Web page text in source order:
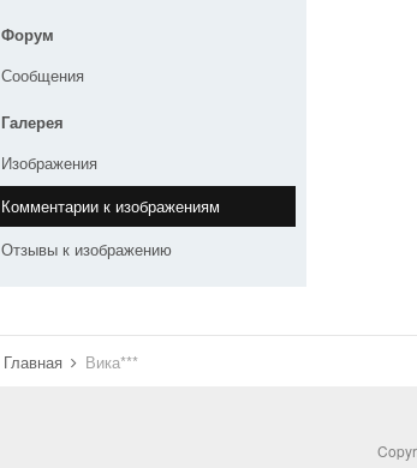
Форум
Сообщения
Галерея
Изображения
Комментарии к изображениям
Отзывы к изображению
Главная Вика***